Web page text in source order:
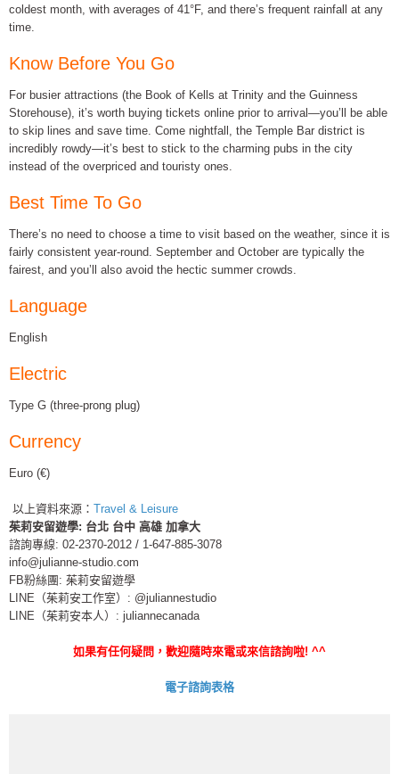
coldest month, with averages of 41°F, and there’s frequent rainfall at any
time.
Know Before You Go
For busier attractions (the Book of Kells at Trinity and the Guinness
Storehouse), it’s worth buying tickets online prior to arrival—you’ll be able
to skip lines and save time. Come nightfall, the Temple Bar district is
incredibly rowdy—it’s best to stick to the charming pubs in the city
instead of the overpriced and touristy ones.
Best Time To Go
There’s no need to choose a time to visit based on the weather, since it is
fairly consistent year-round. September and October are typically the
fairest, and you’ll also avoid the hectic summer crowds.
Language
English
Electric
Type G (three-prong plug)
Currency
Euro (€)
以上資料來源： Travel & Leisure
茱莉安留遊學: 台北 台中 高雄 加拿大
諮詢專線: 02-2370-2012 / 1-647-885-3078
info@julianne-studio.com
FB粉絲團: 茱莉安留遊學
LINE（茱莉安工作室）: @juliannestudio
LINE（茱莉安本人）: juliannecanada
如果有任何疑問，歡迎隨時來電或來信諮詢啦! ^^
電子諮詢表格